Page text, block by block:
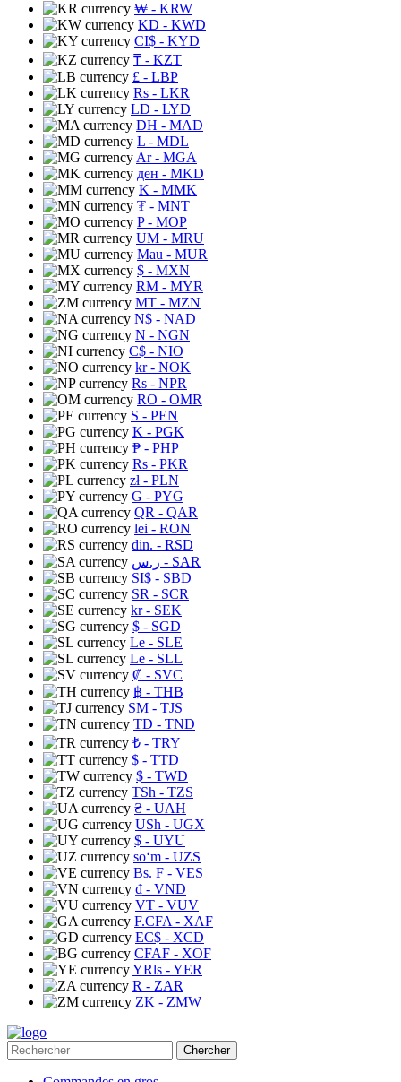
₩ - KRW
KD - KWD
CI$ - KYD
₸ - KZT
£ - LBP
Rs - LKR
LD - LYD
DH - MAD
L - MDL
Ar- MGA
ден - MKD
K - MMK
₮ - MNT
P- MOP
UM - MRU
Mau - MUR
$ - MXN
RM - MYR
MT - MZN
N$ - NAD
N - NGN
C$ - NIO
kr- NOK
Rs - NPR
RO - OMR
S - PEN
K - PGK
₱ - PHP
Rs - PKR
zł- PLN
G - PYG
QR - QAR
lei - RON
din. - RSD
ر.س - SAR
SI$ - SBD
SR - SCR
kr- SEK
$ - SGD
Le - SLE
Le - SLL
₡ - SVC
฿ - THB
ЅМ - TJS
TD - TND
₺ - TRY
$ - TTD
$ - TWD
TSh - TZS
₴ - UAH
USh - UGX
$ - UYU
soʻm - UZS
Bs. F - VES
₫ - VND
VT - VUV
F.CFA - XAF
EC$ - XCD
CFAF - XOF
YRls - YER
R - ZAR
ZK - ZMW
Chercher